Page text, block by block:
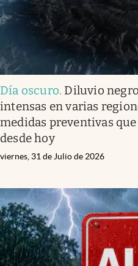
Mediakit
abre en nueva pestaña
Día oscuro. Diluvio
intensas en varias
medidas preventivas
desde hoy
viernes, 31 de Julio de 2026